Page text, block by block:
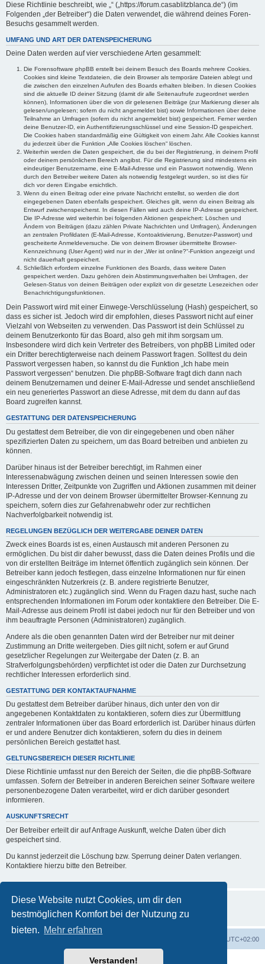
Diese Website nutzt Cookies, um dir den
bestmöglichen Komfort bei der Nutzung zu
bieten. Mehr erfahren
Verstanden!
Diese Richtlinie beschreibt, wie „“ („https://forum.casablitzblanca.de“) (im
Folgenden „der Betreiber“) die Daten verwendet, die während deines Foren-
Besuchs gesammelt werden.
UMFANG UND ART DER DATENSPEICHERUNG
Deine Daten werden auf vier verschiedene Arten gesammelt:
Die Forensoftware phpBB erstellt bei deinem Besuch des Boards mehrere Cookies.
Cookies sind kleine Textdateien, die dein Browser als temporäre Dateien ablegt und
die zwischen den einzelnen Aufrufen des Boards erhalten bleiben. In diesen Cookies
sind die aktuelle ID deiner Sitzung (damit dir alle Seitenaufrufe zugeordnet werden
können), Informationen über die von dir gelesenen Beiträge (zur Markierung dieser als
gelesen/ungelesen; sofern du nicht angemeldet bist) sowie Informationen über deine
Teilnahme an Umfragen (sofern du nicht angemeldet bist) gespeichert. Ferner werden
deine Benutzer-ID, ein Authentifizierungsschlüssel und eine Session-ID gespeichert.
Die Cookies haben standardmäßig eine Gültigkeit von einem Jahr. Alle Cookies kannst
du jederzeit über die Funktion „Alle Cookies löschen“ löschen.
Weiterhin werden die Daten gespeichert, die du bei der Registrierung, in deinem Profil
oder deinem persönlichem Bereich angibst. Für die Registrierung sind mindestens ein
eindeutiger Benutzername, eine E-Mail-Adresse und ein Passwort notwendig. Wenn
durch den Betreiber weitere Daten als notwendig festgelegt wurden, so ist dies für
dich vor deren Eingabe ersichtlich.
Wenn du einen Beitrag oder eine private Nachricht erstellst, so werden die dort
eingegebenen Daten ebenfalls gespeichert. Gleiches gilt, wenn du einen Beitrag als
Entwurf zwischenspeicherst. In diesen Fällen wird auch deine IP-Adresse gespeichert.
Die IP-Adresse wird weiterhin bei folgenden Aktionen gespeichert: Löschen und
Ändern von Beiträgen (dazu zählen Private Nachrichten und Umfragen), Änderungen
an zentralen Profildaten (E-Mail-Adresse, Kontoaktivierung, Benutzer-Passwort) und
gescheiterte Anmeldeversuche. Die von deinem Browser übermittelte Browser-
Kennzeichnung (User Agent) wird nur in der „Wer ist online?“-Funktion angezeigt und
nicht dauerhaft gespeichert.
Schließlich erfordern einzelne Funktionen des Boards, dass weitere Daten
gespeichert werden. Dazu gehören dein Abstimmungsverhalten bei Umfragen, der
Gelesen-Status von deinen Beiträgen oder explizit von dir gesetzte Lesezeichen oder
Benachrichtigungsfunktionen.
Dein Passwort wird mit einer Einwege-Verschlüsselung (Hash) gespeichert, so
dass es sicher ist. Jedoch wird dir empfohlen, dieses Passwort nicht auf einer
Vielzahl von Webseiten zu verwenden. Das Passwort ist dein Schlüssel zu
deinem Benutzerkonto für das Board, also geh mit ihm sorgsam um.
Insbesondere wird dich kein Vertreter des Betreibers, von phpBB Limited oder
ein Dritter berechtigterweise nach deinem Passwort fragen. Solltest du dein
Passwort vergessen haben, so kannst du die Funktion „Ich habe mein
Passwort vergessen“ benutzen. Die phpBB-Software fragt dich dann nach
deinem Benutzernamen und deiner E-Mail-Adresse und sendet anschließend
ein neu generiertes Passwort an diese Adresse, mit dem du dann auf das
Board zugreifen kannst.
GESTATTUNG DER DATENSPEICHERUNG
Du gestattest dem Betreiber, die von dir eingegebenen und oben näher
spezifizierten Daten zu speichern, um das Board betreiben und anbieten zu
können.
Darüber hinaus ist der Betreiber berechtigt, im Rahmen einer
Interessenabwägung zwischen deinen und seinen Interessen sowie den
Interessen Dritter, Zeitpunkte von Zugriffen und Aktionen zusammen mit deiner
IP-Adresse und der von deinem Browser übermittelter Browser-Kennung zu
speichern, sofern dies zur Gefahrenabwehr oder zur rechtlichen
Nachverfolgbarkeit notwendig ist.
REGELUNGEN BEZÜGLICH DER WEITERGABE DEINER DATEN
Zweck eines Boards ist es, einen Austausch mit anderen Personen zu
ermöglichen. Du bist dir daher bewusst, dass die Daten deines Profils und die
von dir erstellten Beiträge im Internet öffentlich zugänglich sein können. Der
Betreiber kann jedoch festlegen, dass einzelne Informationen nur für einen
eingeschränkten Nutzerkreis (z. B. andere registrierte Benutzer,
Administratoren etc.) zugänglich sind. Wenn du Fragen dazu hast, suche nach
entsprechenden Informationen im Forum oder kontaktiere den Betreiber. Die E-
Mail-Adresse aus deinem Profil ist dabei jedoch nur für den Betreiber und von
ihm beauftragte Personen (Administratoren) zugänglich.
Andere als die oben genannten Daten wird der Betreiber nur mit deiner
Zustimmung an Dritte weitergeben. Dies gilt nicht, sofern er auf Grund
gesetzlicher Regelungen zur Weitergabe der Daten (z. B. an
Strafverfolgungsbehörden) verpflichtet ist oder die Daten zur Durchsetzung
rechtlicher Interessen erforderlich sind.
GESTATTUNG DER KONTAKTAUFNAHME
Du gestattest dem Betreiber darüber hinaus, dich unter den von dir
angegebenen Kontaktdaten zu kontaktieren, sofern dies zur Übermittlung
zentraler Informationen über das Board erforderlich ist. Darüber hinaus dürfen
er und andere Benutzer dich kontaktieren, sofern du dies in deinem
persönlichen Bereich gestattet hast.
GELTUNGSBEREICH DIESER RICHTLINIE
Diese Richtlinie umfasst nur den Bereich der Seiten, die die phpBB-Software
umfassen. Sofern der Betreiber in anderen Bereichen seiner Software weitere
personenbezogene Daten verarbeitet, wird er dich darüber gesondert
informieren.
AUSKUNFTSRECHT
Der Betreiber erteilt dir auf Anfrage Auskunft, welche Daten über dich
gespeichert sind.
Du kannst jederzeit die Löschung bzw. Sperrung deiner Daten verlangen.
Kontaktiere hierzu bitte den Betreiber.
UTC+02:00
Powered byphpBB® Forum Software © phpBB Limited